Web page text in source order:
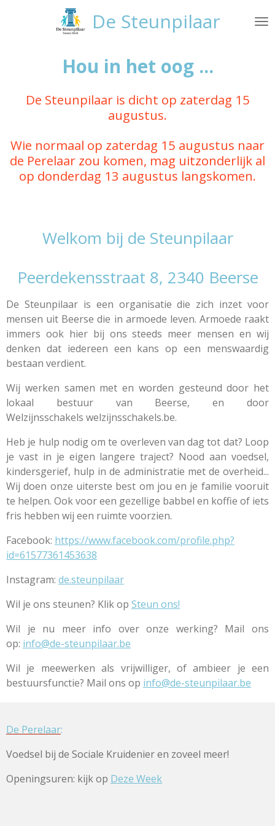
hoofdinhoud
De Steunpilaar
Hou in het oog ...
De Steunpilaar is dicht op zaterdag 15
augustus.
Wie normaal op zaterdag 15 augustus naar
de Perelaar zou komen, mag uitzonderlijk al
op donderdag 13 augustus langskomen.
Welkom bij de Steunpilaar
Peerdekensstraat 8, 2340 Beerse
De Steunpilaar is een organisatie die zich inzet voor
mensen uit Beerse die in armoede leven. Armoede raakt
immers ook hier bij ons steeds meer mensen en wij
denken dat iedereen een kans op een menswaardig
bestaan verdient.
Wij werken samen met en worden gesteund door het
lokaal bestuur van Beerse, en door
Welzijnsschakels welzijnsschakels.be.
Heb je hulp nodig om te overleven van dag tot dat? Loop
je vast in je eigen langere traject? Nood aan voedsel,
kindersgerief, hulp in de administratie met de overheid...
Wij doen onze uiterste best om jou en je familie vooruit
te helpen. Ook voor een gezellige babbel en koffie of iets
fris hebben wij een ruimte voorzien.
Facebook: https://www.facebook.com/profile.php?
id=61577361453638
Instagram: de.steunpilaar
Wil je ons steunen? Klik op Steun ons!
Wil je nu meer info over onze werking? Mail ons
op: info@de-steunpilaar.be
Wil je meewerken als vrijwilliger, of ambieer je een
bestuursfunctie? Mail ons op info@de-steunpilaar.be
De Perelaar:
Voedsel bij de Sociale Kruidenier en zoveel meer!
Openingsuren: kijk op Deze Week